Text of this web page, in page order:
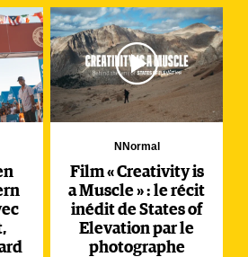
NNormal
Film « Creativity is
a Muscle » : le récit
inédit de States of
Elevation par le
photographe